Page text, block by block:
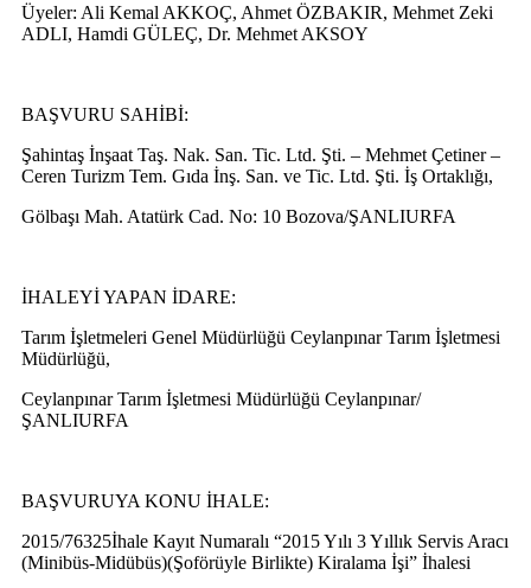
Üyeler: Ali Kemal AKKOÇ, Ahmet ÖZBAKIR, Mehmet Zeki
ADLI, Hamdi GÜLEÇ, Dr. Mehmet AKSOY
BAŞVURU SAHİBİ:
Şahintaş İnşaat Taş. Nak. San. Tic. Ltd. Şti. – Mehmet Çetiner –
Ceren Turizm Tem. Gıda İnş. San. ve Tic. Ltd. Şti. İş Ortaklığı,
Gölbaşı Mah. Atatürk Cad. No: 10 Bozova/ŞANLIURFA
İHALEYİ YAPAN İDARE:
Tarım İşletmeleri Genel Müdürlüğü Ceylanpınar Tarım İşletmesi
Müdürlüğü,
Ceylanpınar Tarım İşletmesi Müdürlüğü Ceylanpınar/
ŞANLIURFA
BAŞVURUYA KONU İHALE:
2015/76325İhale Kayıt Numaralı “2015 Yılı 3 Yıllık Servis Aracı
(Minibüs-Midübüs)(Şoförüyle Birlikte) Kiralama İşi” İhalesi